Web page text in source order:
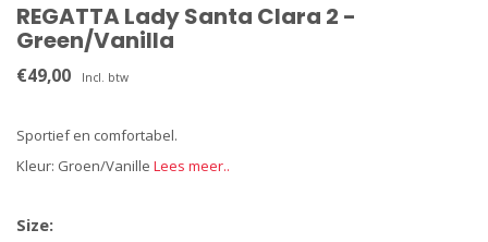
REGATTA Lady Santa Clara 2 -
Green/Vanilla
€49,00 Incl. btw
Sportief en comfortabel.
Kleur: Groen/Vanille Lees meer..
Size: